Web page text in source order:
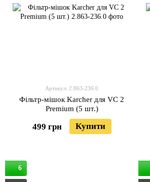
Артикул: 2.863-236.0
Фільтр-мішок Karcher для VC 2
Premium (5 шт.)
499 грн Купити
6